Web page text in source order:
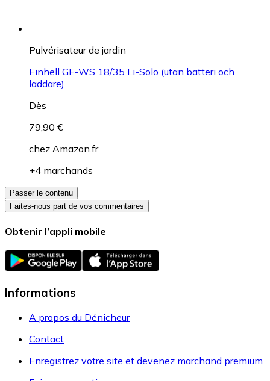
Pulvérisateur de jardin
Einhell GE-WS 18/35 Li-Solo (utan batteri och
laddare)
Dès
79,90 €
chez Amazon.fr
+4 marchands
Passer le contenu
Faites-nous part de vos commentaires
Obtenir l’appli mobile
Informations
A propos du Dénicheur
Contact
Enregistrez votre site et devenez marchand premium